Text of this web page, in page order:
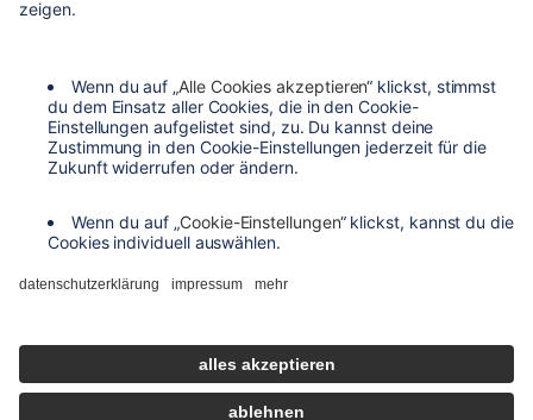
zahlungsarten
datenschutzerklärung
impressum